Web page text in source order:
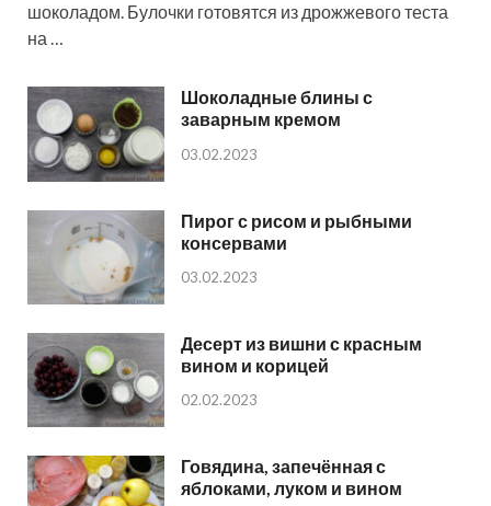
шоколадом. Булочки готовятся из дрожжевого теста
на …
Шоколадные блины с
заварным кремом
03.02.2023
Пирог с рисом и рыбными
консервами
03.02.2023
Десерт из вишни с красным
вином и корицей
02.02.2023
Говядина, запечённая с
яблоками, луком и вином